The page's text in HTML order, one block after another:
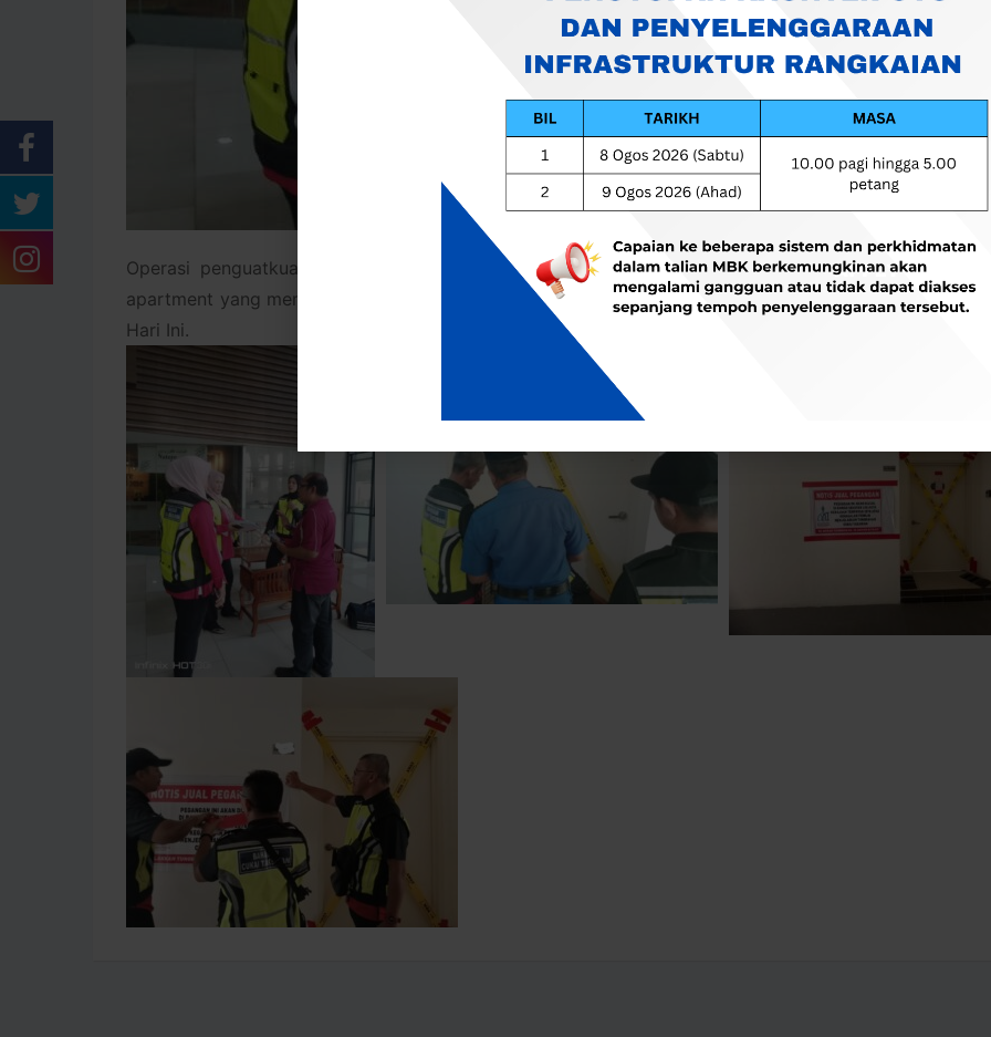
Operasi penguatkuasaan tunggakan Cukai Taksiran Am diteruskan di Swiss Garden Resort
apartment yang mempunyai tunggakan selama 4 tahun dan ke atas. Lunaskan Tanggungjawab,
Hari Ini.